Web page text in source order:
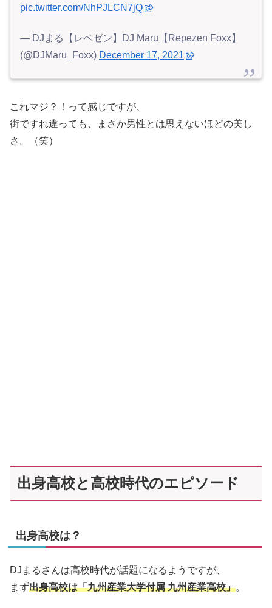
pic.twitter.com/NhPJLCN7jQ
— DJまる【レペゼン】DJ Maru【Repezen Foxx】
(@DJMaru_Foxx) December 17, 2021
これマジ？！って感じですが、
街ですれ違っても、まさか男性とは思えないほどの美し
さ。（笑）
出身高校と高校時代のエピソード
出身高校は？
DJまるさんは高校時代が話題になるようですが、
まず出身高校は「九州産業大学付属 九州産業高校」。